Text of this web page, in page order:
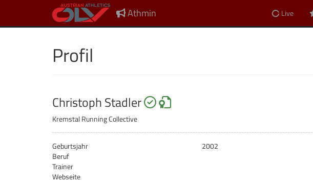
Athmin Live
Profil
Christoph Stadler startberechtigt
Safeguarding Green Card
Kremstal Running Collective
Geburtsjahr
2002
Beruf
Trainer
Webseite